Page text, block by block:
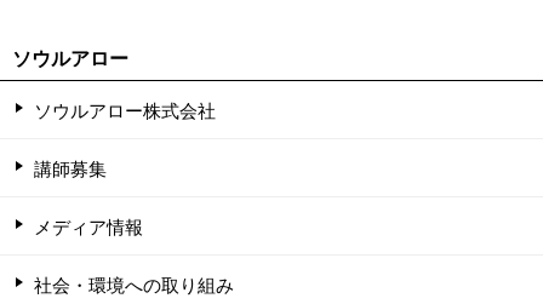
ソウルアロー
ソウルアロー株式会社
講師募集
メディア情報
社会・環境への取り組み